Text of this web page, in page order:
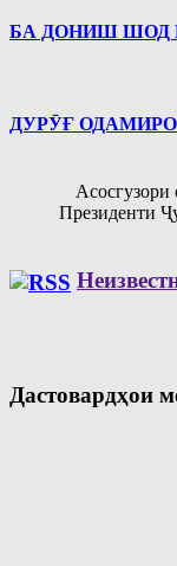
БА ДОНИШ ШОД
ДУРӮҒ
Президенти
Дастовардҳои